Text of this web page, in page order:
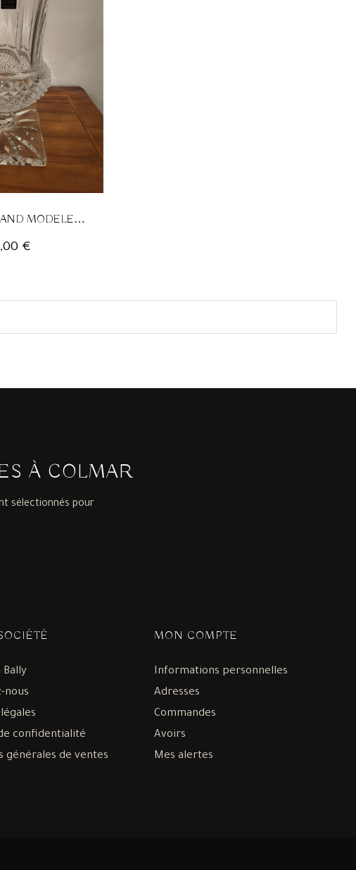
MODELE
ST LOUIS
€
À COLMAR
sélectionnés pour
Bally
nous
confidentialité
générales de ventes
MON COMPTE
Informations personnelles
Adresses
Commandes
Avoirs
Mes alertes